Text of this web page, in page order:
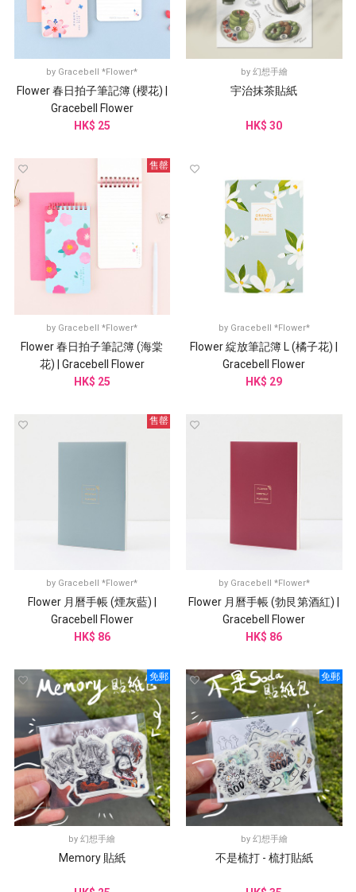
by Gracebell *Flower*
Flower 春日拍子筆記簿 (櫻花) |
Gracebell Flower
HK$ 25
by 幻想手繪
宇治抹茶貼紙
HK$ 30
售罄
by Gracebell *Flower*
Flower 春日拍子筆記簿 (海棠
花) | Gracebell Flower
HK$ 25
by Gracebell *Flower*
Flower 綻放筆記簿 L (橘子花) |
Gracebell Flower
HK$ 29
售罄
by Gracebell *Flower*
Flower 月曆手帳 (煙灰藍) |
Gracebell Flower
HK$ 86
by Gracebell *Flower*
Flower 月曆手帳 (勃艮第酒紅) |
Gracebell Flower
HK$ 86
免郵
by幻想手繪
Memory 貼紙
免郵
by 幻想手繪
不是梳打 - 梳打貼紙